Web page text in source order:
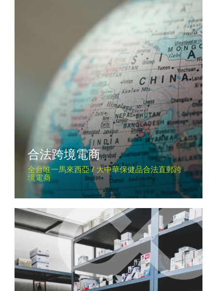
合法跨境電商
全台唯一馬來西亞 / 大中華保健品合法直郵跨
境電商